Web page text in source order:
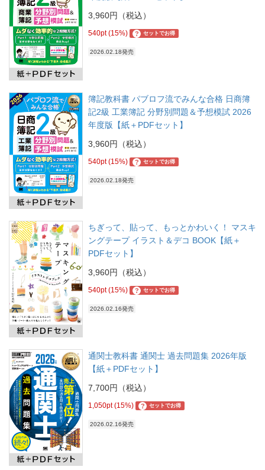
3,960円（税込）
540pt (15%) ? セットでお得
2026.02.18発売
簿記教科書 パブロフ流でみんな合格 日商簿
記2級 工業簿記 分野別問題＆予想模試 2026
年度版【紙＋PDFセット】
3,960円（税込）
540pt (15%) ? セットでお得
2026.02.18発売
ちぎって、貼って、もっとかわいく！ マスキ
ングテープ イラスト＆デコ BOOK【紙＋
PDFセット】
3,960円（税込）
540pt (15%) ? セットでお得
2026.02.16発売
通関士教科書 通関士 過去問題集 2026年版
【紙＋PDFセット】
7,700円（税込）
1,050pt (15%) ? セットでお得
2026.02.16発売